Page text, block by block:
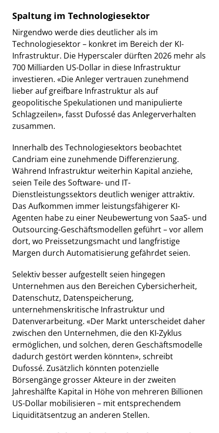
Spaltung im Technologiesektor
Nirgendwo werde dies deutlicher als im
Technologiesektor – konkret im Bereich der KI-
Infrastruktur. Die Hyperscaler dürften 2026 mehr als
700 Milliarden US-Dollar in diese Infrastruktur
investieren. «Die Anleger vertrauen zunehmend
lieber auf greifbare Infrastruktur als auf
geopolitische Spekulationen und manipulierte
Schlagzeilen», fasst Dufossé das Anlegerverhalten
zusammen.
Innerhalb des Technologiesektors beobachtet
Candriam eine zunehmende Differenzierung.
Während Infrastruktur weiterhin Kapital anziehe,
seien Teile des Software- und IT-
Dienstleistungssektors deutlich weniger attraktiv.
Das Aufkommen immer leistungsfähigerer KI-
Agenten habe zu einer Neubewertung von SaaS- und
Outsourcing-Geschäftsmodellen geführt – vor allem
dort, wo Preissetzungsmacht und langfristige
Margen durch Automatisierung gefährdet seien.
Selektiv besser aufgestellt seien hingegen
Unternehmen aus den Bereichen Cybersicherheit,
Datenschutz, Datenspeicherung,
unternehmenskritische Infrastruktur und
Datenverarbeitung. «Der Markt unterscheidet daher
zwischen den Unternehmen, die den KI-Zyklus
ermöglichen, und solchen, deren Geschäftsmodelle
dadurch gestört werden könnten», schreibt
Dufossé. Zusätzlich könnten potenzielle
Börsengänge grosser Akteure in der zweiten
Jahreshälfte Kapital in Höhe von mehreren Billionen
US-Dollar mobilisieren – mit entsprechendem
Liquiditätsentzug an anderen Stellen.